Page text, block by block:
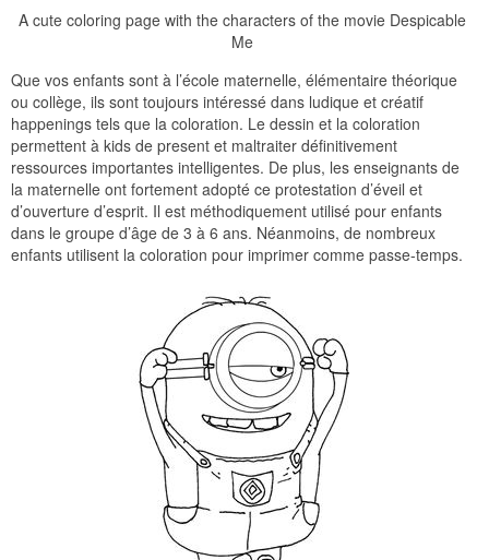
A cute coloring page with the characters of the movie Despicable
Me
Que vos enfants sont à l’école maternelle, élémentaire théorique
ou collège, ils sont toujours intéressé dans ludique et créatif
happenings tels que la coloration. Le dessin et la coloration
permettent à kids de present et maltraiter définitivement
ressources importantes intelligentes. De plus, les enseignants de
la maternelle ont fortement adopté ce protestation d’éveil et
d’ouverture d’esprit. Il est méthodiquement utilisé pour enfants
dans le groupe d’âge de 3 à 6 ans. Néanmoins, de nombreux
enfants utilisent la coloration pour imprimer comme passe-temps.